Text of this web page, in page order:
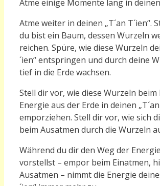
Atme einige Momente lang in deinen
Atme weiter in deinen „T´an T´ien“.
du bist ein Baum, dessen Wurzeln
reichen. Spüre, wie diese Wurzeln
´ien“ entspringen und durch deine
tief in die Erde wachsen.
Stell dir vor, wie diese Wurzeln beim
Energie aus der Erde in deinen „T´an
emporziehen. Stell dir vor, wie sich
beim Ausatmen durch die Wurzeln
Während du dir den Weg der
vorstellst – empor beim Einatmen,
Ausatmen – nimmt die Energie